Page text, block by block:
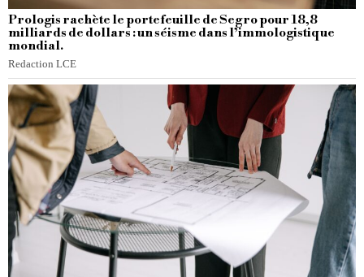
Prologis rachète le portefeuille de Segro pour 18,8
milliards de dollars : un séisme dans l’immologistique
mondial.
Redaction LCE